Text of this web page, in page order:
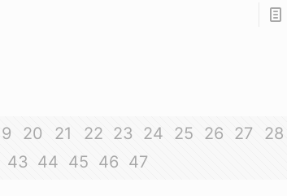
20 21 22 23 24 25 26 27 28
43 44 45 46 47